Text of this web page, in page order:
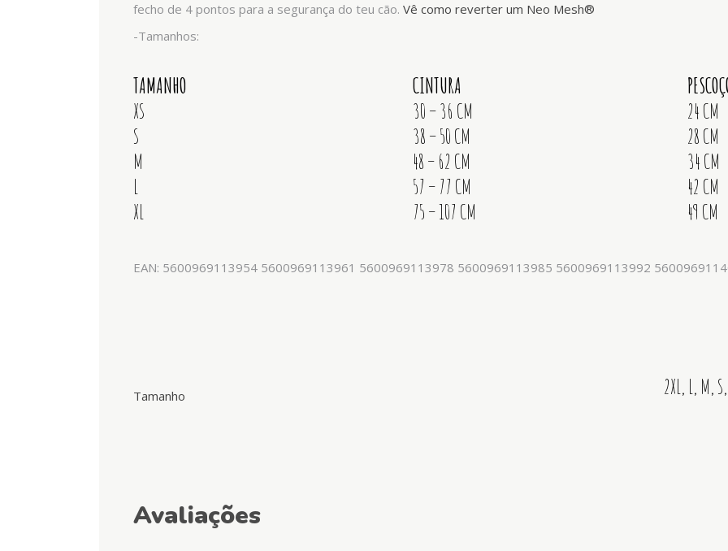
fecho de 4 pontos para a segurança do teu cão. Vê como reverter um Neo Mesh®
-Tamanhos:
TAMANHO CINTURA
XS
30 – 36 CM
24 CM
S
38 – 50 CM
28 CM
M
48 – 62 CM
34 CM
L
57 – 77 CM
42 CM
XL
75 – 107 CM 49 CM
EAN: 5600969113954 5600969113961 5600969113978 5600969113985 5600969113992
Tamanho 2XL, L, M,
Avaliações